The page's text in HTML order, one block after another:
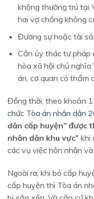
không thường trú tại
hai vợ chồng không
Đương sự hoặc tài
Cần ủy thác tư pháp
hòa xã hội chủ nghĩa
án, cơ quan có thẩm
Đồng thời, theo khoản
chức Tòa án nhân dân
dân cấp huyện” được
nhân dân khu vực” khi
các vụ việc hôn nhân
Ngoài ra, khi bỏ cấp
cấp huyện thì Tòa án